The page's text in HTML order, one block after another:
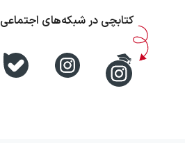
کتابچی در شبکه‌های اجتماعی